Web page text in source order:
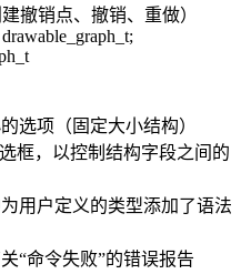
撤销点、撤销、重做）
选项（固定大小结构）
框，以控制结构字段之间的
用户定义的类型添加了语法
“命令失败”的错误报告